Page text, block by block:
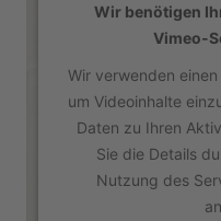
Wir benötigen
Vimeo-
Wir verwenden
um Videoinhalte
Daten zu Ihren
Sie die Details
Nutzung des